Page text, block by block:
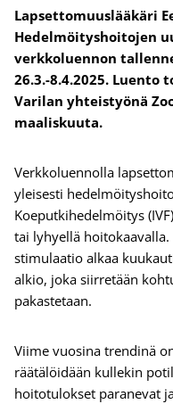
Lapsettomuuslääkäri
Hedelmöityshoitojen
verkkoluennon
26.3.-8.4.2025.
Varilan yhteistyönä
maaliskuuta.
Verkkoluennolla
yleisesti
Koeputkihedelmöitys
tai lyhyellä
stimulaatio alkaa
alkio, joka siirretään
pakastetaan.
Viime vuosina trendinä
räätälöidään kullekin
hoitotulokset paranevat